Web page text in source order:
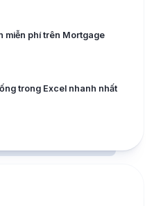
miễn phí trên Mortgage
trong Excel nhanh nhất